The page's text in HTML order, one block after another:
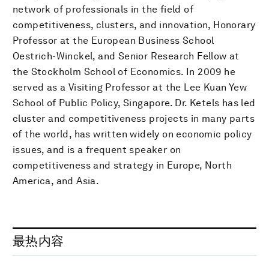
network of professionals in the field of
competitiveness, clusters, and innovation, Honorary
Professor at the European Business School
Oestrich-Winckel, and Senior Research Fellow at
the Stockholm School of Economics. In 2009 he
served as a Visiting Professor at the Lee Kuan Yew
School of Public Policy, Singapore. Dr. Ketels has led
cluster and competitiveness projects in many parts
of the world, has written widely on economic policy
issues, and is a frequent speaker on
competitiveness and strategy in Europe, North
America, and Asia.
最热内容